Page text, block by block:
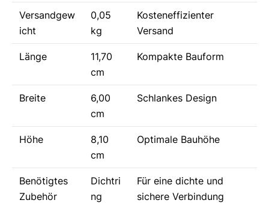
Versandgew
icht
0,05
kg
Kosteneffizienter
Versand
Länge
11,70
cm
Kompakte Bauform
Breite
6,00
cm
Schlankes Design
Höhe
8,10
cm
Optimale Bauhöhe
Benötigtes
Zubehör
Dichtri
ng
Für eine dichte und
sichere Verbindung